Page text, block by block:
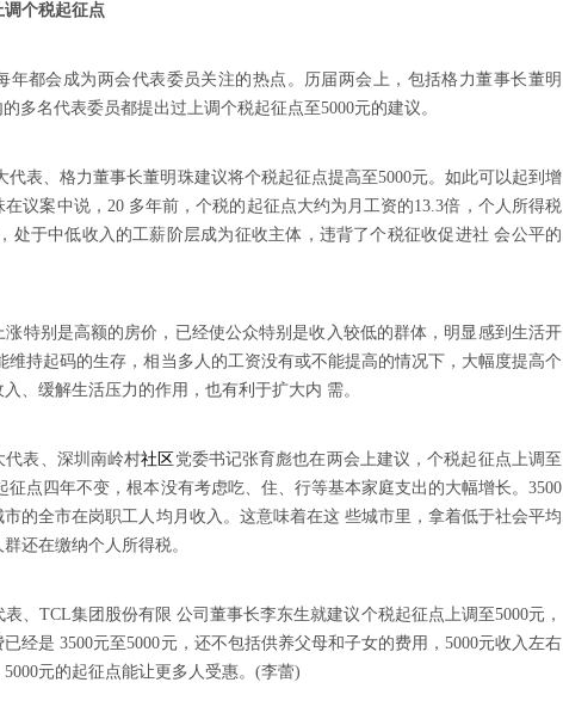
个税起征点
都会成为两会代表委员关注的热点。历届两会上，包括格力董事长董明
多名代表委员都提出过上调个税起征点至5000元的建议。
、格力董事长董明珠建议将个税起征点提高至5000元。如此可以起到增
议案中说，20 多年前，个税的起征点大约为月工资的13.3倍，个人所得税
处于中低收入的工薪阶层成为征收主体，违背了个税征收促进社 会公平的
别是高额的房价，已经使公众特别是收入较低的群体，明显感到生活开
维持起码的生存，相当多人的工资没有或不能提高的情况下，大幅度提高个
、缓解生活压力的作用，也有利于扩大内 需。
表、深圳南岭村社区 党委书记张育彪也在两会上建议，个税起征点上调至
征点四年不变，根本没有考虑吃、住、行等基本家庭支出的大幅增长。3500
的全市在岗职工人均月收入。这意味着在这 些城市里，拿着低于社会平均
还在缴纳个人所得税。
TCL集团股份有限 公司董事长李东生就建议个税起征点上调至5000元，
经是 3500元至5000元，还不包括供养父母和子女的费用，5000元收入左右
元的起征点能让更多人受惠。(李蕾)